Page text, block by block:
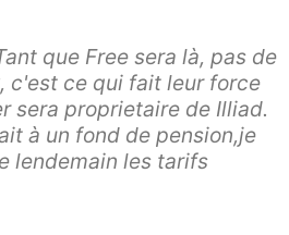
que Free sera là, pas de
c'est ce qui fait leur force
sera proprietaire de Illiad.
à un fond de pension,je
lendemain les tarifs